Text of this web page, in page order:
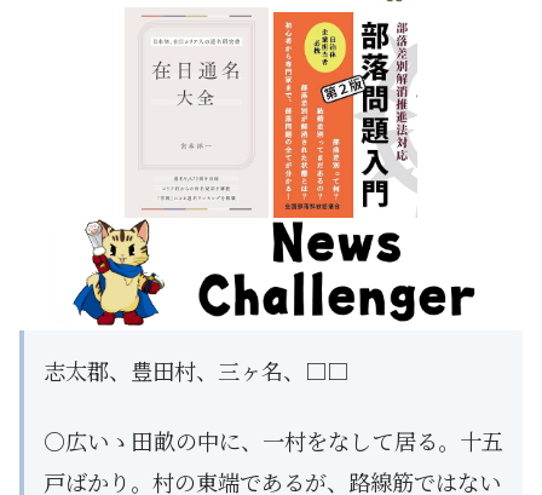
志太郡、豊田村、三ヶ名、□□
○広いゝ田畝の中に、一村をなして居る。十五
戸ばかり。村の東端であるが、路線筋ではない